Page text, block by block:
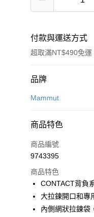
付款與運送方式
超取滿NT$490免運
付款方式
信用卡一次付款
合作金庫商業銀行
華南商業銀行
上海商業儲蓄銀行
國泰世華商業銀行
臺灣中小企業銀行
聯邦商業銀行
超商取貨付款
LINE Pay
ATM付款
品牌
Mammut
商品特色
商品編號
9743395
商品特色
CONTACT背負
大拉鍊開口和專
內側網狀拉鍊袋